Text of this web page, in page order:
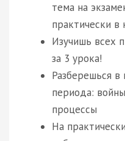
тема на
практически
Изучишь всех
за 3 урока!
Разберешься
периода:
процессы
На